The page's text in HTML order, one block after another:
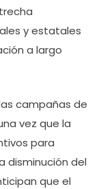
y estatales
a largo
campañas de
vez que la
para
disminución del
que el